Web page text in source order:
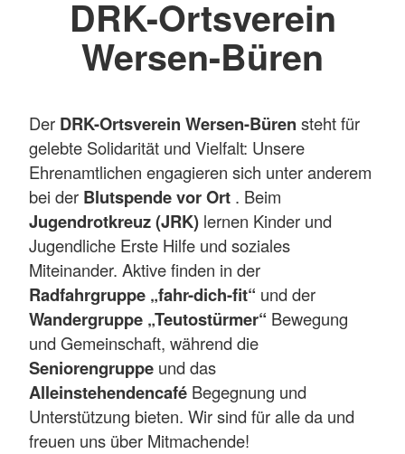
DRK-Ortsverein
Wersen-Büren
Der DRK-Ortsverein Wersen-Büren steht für
gelebte Solidarität und Vielfalt: Unsere
Ehrenamtlichen engagieren sich unter anderem
bei der Blutspende vor Ort . Beim
Jugendrotkreuz (JRK) lernen Kinder und
Jugendliche Erste Hilfe und soziales
Miteinander. Aktive finden in der
Radfahrgruppe „fahr-dich-fit“ und der
Wandergruppe „Teutostürmer“ Bewegung
und Gemeinschaft, während die
Seniorengruppe und das
Alleinstehendencafé Begegnung und
Unterstützung bieten. Wir sind für alle da und
freuen uns über Mitmachende!